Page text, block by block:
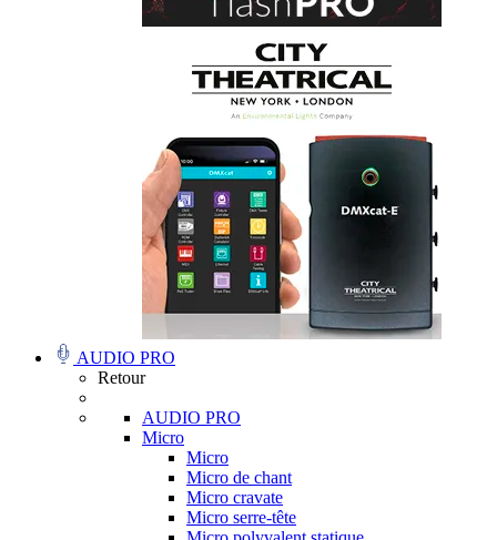
AUDIO PRO
Retour
AUDIO PRO
Micro
Micro
Micro de chant
Micro cravate
Micro serre-tête